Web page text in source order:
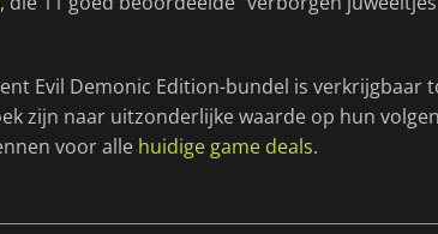
Evil Demonic Edition-bundel is verkrijgbaar
zijn naar uitzonderlijke waarde op hun
voor alle huidige game deals.